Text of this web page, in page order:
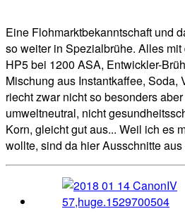
Eine Flohmarktbekanntschaft und
so weiter in Spezialbrühe. Alles
HP5 bei 1200 ASA, Entwickler-
Mischung aus Instantkaffee, Soda,
riecht zwar nicht so besonders
umweltneutral, nicht
Korn, gleicht gut aus... Weil ich es
wollte, sind da hier Ausschnitte